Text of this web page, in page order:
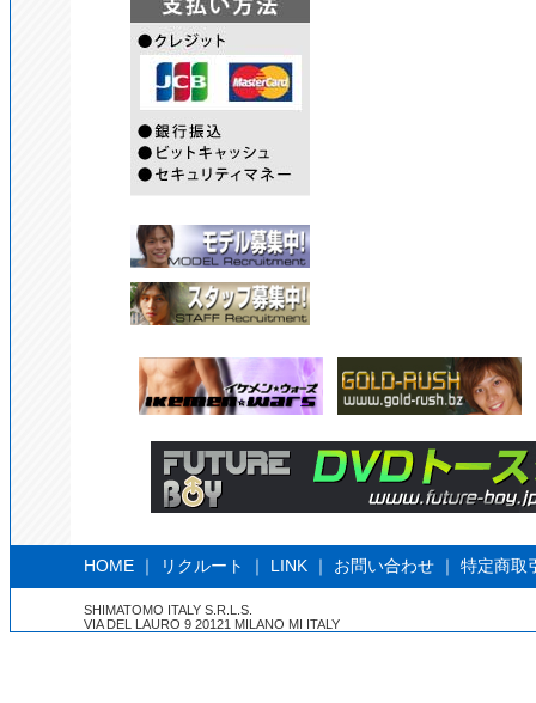
HOME ｜ リクルート ｜ LINK ｜ お問い合わせ ｜ 特定商取
SHIMATOMO ITALY S.R.L.S.
VIA DEL LAURO 9 20121 MILANO MI ITALY